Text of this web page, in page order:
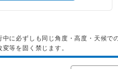
に必ずしも同じ角度・高度・天候で
等を固く禁じます。